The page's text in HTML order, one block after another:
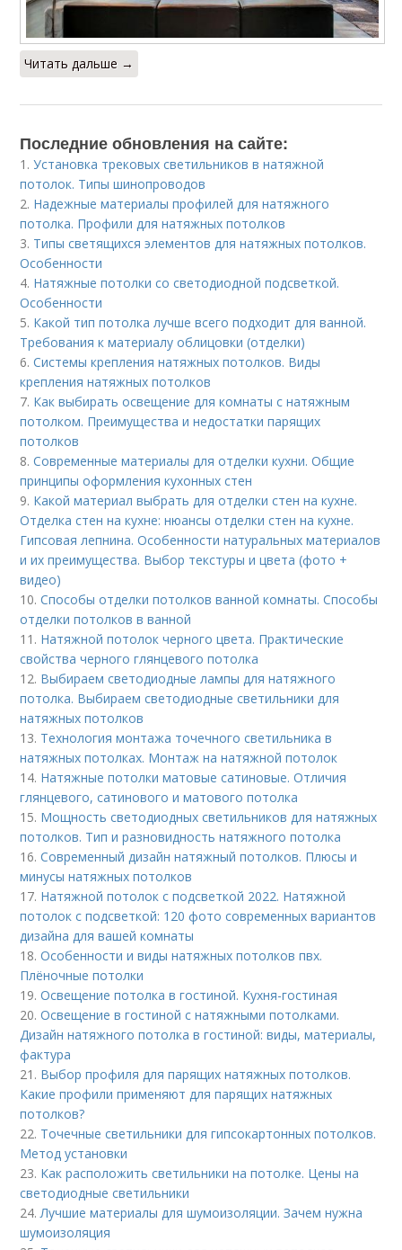
Читать дальше →
Последние обновления на сайте:
1.Установка трековых светильников в натяжной
потолок. Типы шинопроводов
2. Надежные материалы профилей для натяжного
потолка. Профили для натяжных потолков
3. Типы светящихся элементов для натяжных потолков.
Особенности
4. Натяжные потолки со светодиодной подсветкой.
Особенности
5. Какой тип потолка лучше всего подходит для ванной.
Требования к материалу облицовки (отделки)
6.Системы крепления натяжных потолков. Виды
крепления натяжных потолков
7. Как выбирать освещение для комнаты с натяжным
потолком. Преимущества и недостатки парящих
потолков
8.Современные материалы для отделки кухни. Общие
принципы оформления кухонных стен
9. Какой материал выбрать для отделки стен на кухне.
Отделка стен на кухне: нюансы отделки стен на кухне.
Гипсовая лепнина. Особенности натуральных материалов
и их преимущества. Выбор текстуры и цвета (фото +
видео)
10.Способы отделки потолков ванной комнаты. Способы
отделки потолков в ванной
11. Натяжной потолок черного цвета. Практические
свойства черного глянцевого потолка
12. Выбираем светодиодные лампы для натяжного
потолка. Выбираем светодиодные светильники для
натяжных потолков
13. Технология монтажа точечного светильника в
натяжных потолках. Монтаж на натяжной потолок
14. Натяжные потолки матовые сатиновые. Отличия
глянцевого, сатинового и матового потолка
15. Мощность светодиодных светильников для натяжных
потолков. Тип и разновидность натяжного потолка
16.Современный дизайн натяжный потолков. Плюсы и
минусы натяжных потолков
17. Натяжной потолок с подсветкой 2022. Натяжной
потолок с подсветкой: 120 фото современных вариантов
дизайна для вашей комнаты
18.Особенности и виды натяжных потолков пвх.
Плёночные потолки
19.Освещение потолка в гостиной. Кухня-гостиная
20.Освещение в гостиной с натяжными потолками.
Дизайн натяжного потолка в гостиной: виды, материалы,
фактура
21. Выбор профиля для парящих натяжных потолков.
Какие профили применяют для парящих натяжных
потолков?
22. Точечные светильники для гипсокартонных потолков.
Метод установки
23. Как расположить светильники на потолке. Цены на
светодиодные светильники
24. Лучшие материалы для шумоизоляции. Зачем нужна
шумоизоляция